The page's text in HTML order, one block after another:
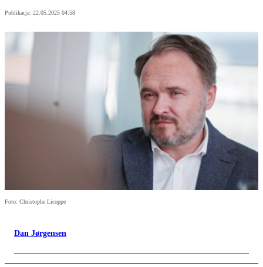
Publikacja: 22.05.2025 04:58
Foto: Christophe Licoppe
Dan Jørgensen